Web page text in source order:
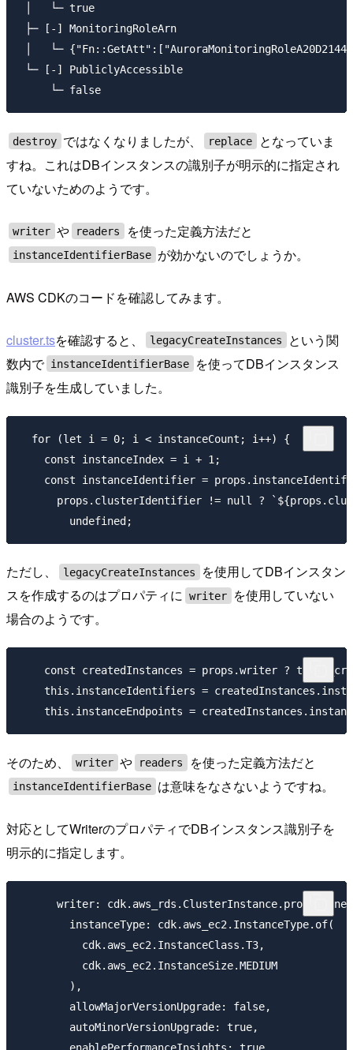
│   └─ true
├─ [-] MonitoringRoleArn
│   └─
└─ [-] PubliclyAccessible
destroy ではなくなりましたが、 replace
となっていま
すね。これはDBインスタンスの識別子が明示的に指定され
ていないためのようです。
writer や readers を使った定義方法だと
instanceIdentifierBase が効かないのでしょうか。
AWS CDKのコードを確認してみます。
cluster.tsを確認すると、 legacyCreateInstances
という関
数内で instanceIdentifierBase
を使ってDBインスタンス
識別子を生成していました。
  for (let i = 0; i < instanceCount; i++) {
    const instanceIndex = i + 1;
const instanceIdentifier =
props.clusterIdentifier != null ?
ただし、 legacyCreateInstances
を使用してDBインスタン
スを作成するのはプロパティに writer
を使用していない
場合のようです。
const createdInstances = props.writer ?
this.instanceIdentifiers =
そのため、 writer や readers を使った定義方法だと
instanceIdentifierBase は意味をなさないようですね。
対応としてWriterのプロパティでDBインスタンス識別子を
明示的に指定します。
writer:
        instanceType: cdk.aws_ec2.InstanceType.of(
          cdk.aws_ec2.InstanceClass.T3,
          cdk.aws_ec2.InstanceSize.MEDIUM
        ),
        allowMajorVersionUpgrade: false,
        autoMinorVersionUpgrade: true,
        enablePerformanceInsights: true,